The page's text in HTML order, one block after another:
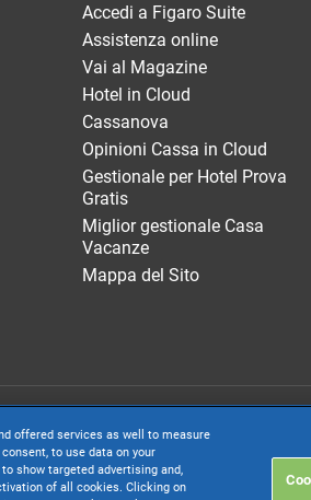
Accedi a Figaro Suite
Assistenza online
Vai al Magazine
Hotel in Cloud
Cassanova
Opinioni Cassa in Cloud
Gestionale per Hotel Prova
Gratis
Miglior gestionale Casa
Vacanze
Mappa del Sito
all’attività di direzione e coordinamento di
Marche - P.I. 01035310414
88 - 61122 Pesaro (PU) - Tutti i diritti riservati
offered services as well to measure
to use data on your
show targeted advertising and,
of all cookies. Clicking on